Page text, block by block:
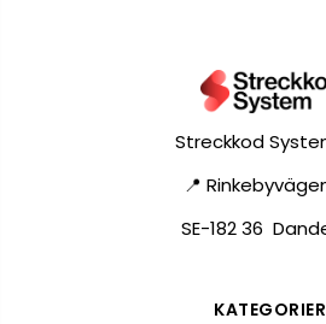
Streckkod
📍
SE-182 36
KATEGORIER